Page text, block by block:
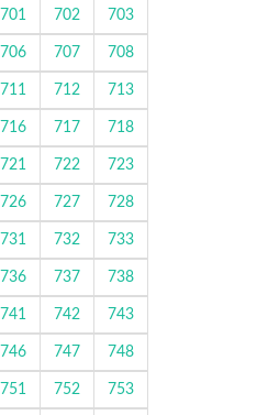
701 702 703
706 707 708
711 712 713
716 717 718
721 722 723
726 727 728
731 732 733
736 737 738
741 742 743
746 747 748
751 752 753